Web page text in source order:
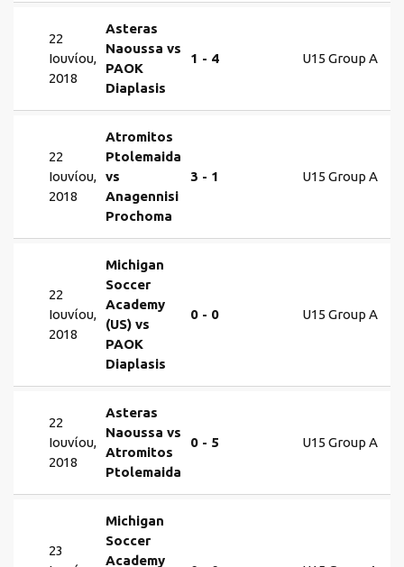
22
Ιουνίου,
2018
Asteras
Naoussa vs
PAOK
Diaplasis
1 - 4 U15 Group A
22
Ιουνίου,
2018
Atromitos
Ptolemaida
vs
Anagennisi
Prochoma
3 - 1 U15 Group A
22
Ιουνίου,
2018
Michigan
Soccer
Academy
(US) vs
PAOK
Diaplasis
0 - 0 U15 Group A
22
Ιουνίου,
2018
Asteras
Naoussa vs
Atromitos
Ptolemaida
0 - 5 U15 Group A
23
Michigan
Soccer
Academy